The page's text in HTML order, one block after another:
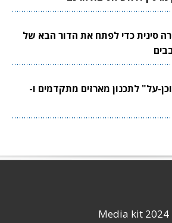
סינית כדי לפתח את הדור הבא של
על" לתכנון מארזים מתקדמים ו-
Media kit 2024